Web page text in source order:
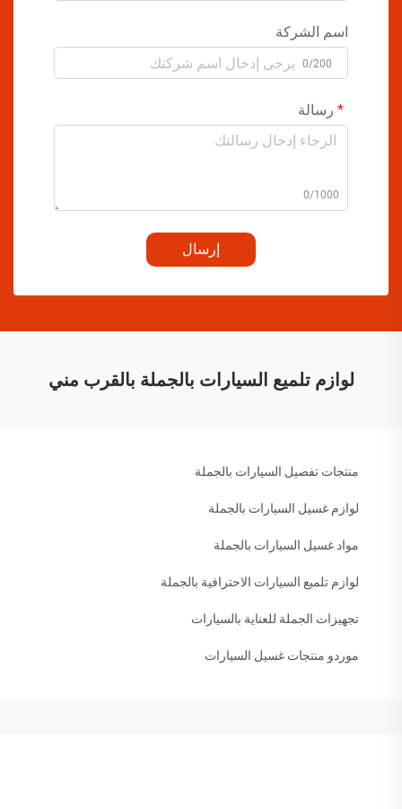
اسم الشركة
0/200
رسالة
0/1000
إرسال
لوازم تلميع السيارات بالجملة بالقرب مني
منتجات تفصيل السيارات بالجملة
لوازم غسيل السيارات بالجملة
مواد غسيل السيارات بالجملة
لوازم تلميع السيارات الاحترافية بالجملة
تجهيزات الجملة للعناية بالسيارات
موردو منتجات غسيل السيارات